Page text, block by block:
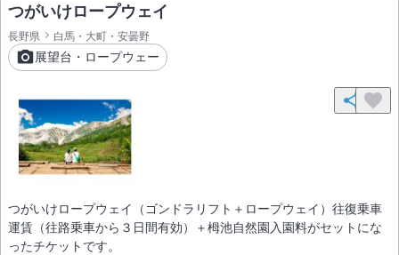
つがいけロープウェイ
長野県 白馬・大町・安曇野
展望台・ロープウェー
つがいけロープウェイ（ゴンドラリフト＋ロープウェイ）往復乗車
運賃（往路乗車から３日間有効）＋栂池自然園入園料がセットにな
ったチケットです。